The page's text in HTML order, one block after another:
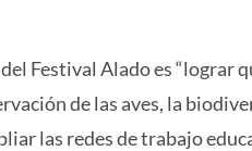
Festival Alado es “lograr
de las aves, la
las redes de trabajo